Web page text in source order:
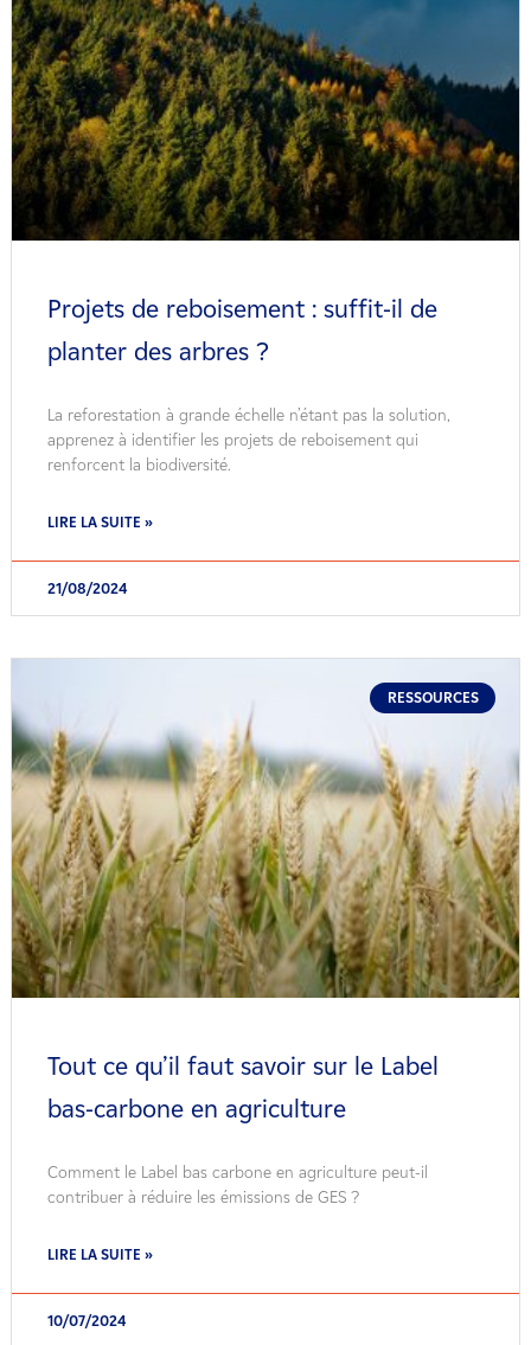
Projets de reboisement : suffit-il de
planter des arbres ?
La reforestation à grande échelle n’étant pas la solution,
apprenez à identifier les projets de reboisement qui
renforcent la biodiversité.
LIRE LA SUITE »
21/08/2024
RESSOURCES
Tout ce qu’il faut savoir sur le Label
bas-carbone en agriculture
Comment le Label bas carbone en agriculture peut-il
contribuer à réduire les émissions de GES ?
LIRE LA SUITE »
10/07/2024